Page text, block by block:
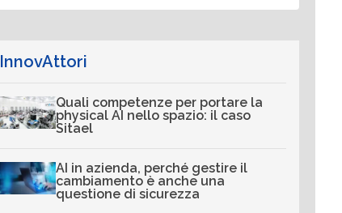
InnovAttori
Quali competenze per portare la
physical AI nello spazio: il caso
Sitael
AI in azienda, perché gestire il
cambiamento è anche una
questione di sicurezza